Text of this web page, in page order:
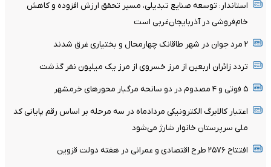
استاندار: توسعه صنایع تبدیلی، مسیر تحقق ارزش افزوده و کاهش
خام‌فروشی در آذربایجان‌غربی است
۲ مرد جوان در شهر طاقانک چهارمحال و بختیاری غرق شدند
تردد زائران اربعین از مرز خسروی از مرز یک میلیون نفر گذشت
۵ فوتی و ۴ مصدوم در دو سانحه مرگبار محورهای خرمشهر
اعتبار کالابرگ الکترونیکی مردادماه در سه مرحله بر اساس رقم پایانی کد
ملی سرپرستان خانوار شارژ می‌شود
افتتاح ۲۵۷۶ طرح اقتصادی و عمرانی در هفته دولت قزوین